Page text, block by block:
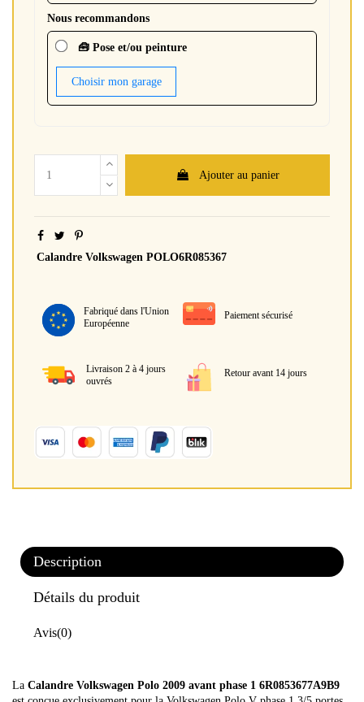
Nous recommandons
🧰 Pose et/ou peinture
Choisir mon garage
Ajouter au panier
Calandre Volkswagen POLO6R085367
Fabriqué dans l'Union
Européenne
Paiement sécurisé
Livraison 2 à 4 jours
ouvrés
Retour avant 14 jours
Description
Détails du produit
Avis(0)
La Calandre Volkswagen Polo 2009 avant phase 1 6R0853677A9B9